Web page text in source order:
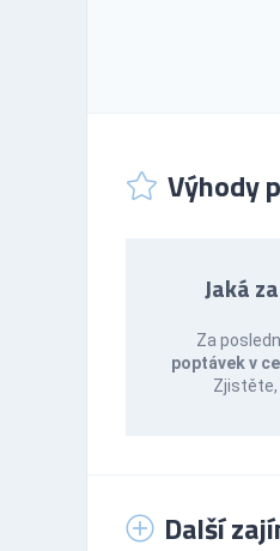
Výhody
Jaká
Za
poptávek v
Zjistěte,
Další